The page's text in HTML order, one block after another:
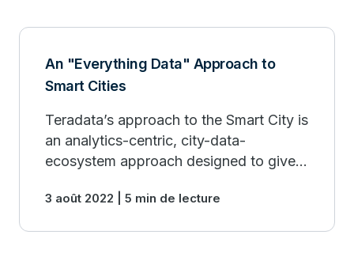
An "Everything Data" Approach to
Smart Cities
Teradata’s approach to the Smart City is
an analytics-centric, city-data-
ecosystem approach designed to give
more.
3 août 2022 | 5 min de lecture